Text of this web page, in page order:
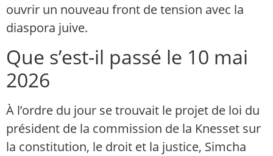
ouvrir un nouveau front de tension avec la
diaspora juive.
Que s’est-il passé le 10 mai
2026
À l’ordre du jour se trouvait le projet de loi du
président de la commission de la Knesset sur
la constitution, le droit et la justice, Simcha